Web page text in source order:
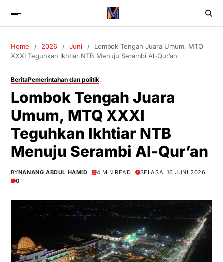
Home 2026 Juni
Lombok Tengah Juara Umum, MTQ
XXXI Teguhkan Ikhtiar NTB Menuju Serambi Al-Qur’an
BeritaPemerintahan dan politik
Lombok Tengah Juara
Umum, MTQ XXXI
Teguhkan Ikhtiar NTB
Menuju Serambi Al-Qur’an
BYNANANG ABDUL HAMID 4 MIN READ
SELASA, 16 JUNI 2026
0